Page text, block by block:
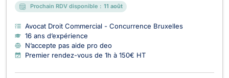
Prochain RDV disponible : 11 août
Avocat Droit Commercial - Concurrence Bruxelles
16 ans d’expérience
N’accepte pas aide pro deo
Premier rendez-vous de 1h à 150€ HT